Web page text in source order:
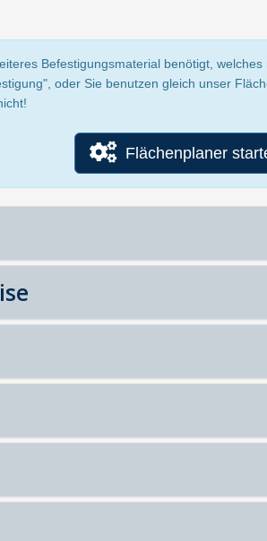
Befestigungsmaterial benötigt,
oder Sie benutzen gleich unser
Flächenplaner